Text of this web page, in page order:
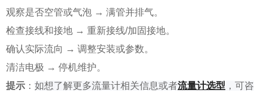
观察是否空管或气泡 → 满管并排气。
检查接线和接地 → 重新接线/加固接地。
确认实际流向 → 调整安装或参数。
清洁电极 → 停机维护。
提示 ： 如想了解更多流量计相关信息或者流量计选型 ，可咨